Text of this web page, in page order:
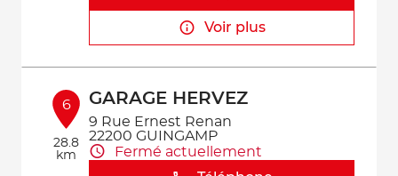
Voir plus
6
28.8
km
GARAGE HERVEZ
9 Rue Ernest Renan
22200 GUINGAMP
Fermé actuellement